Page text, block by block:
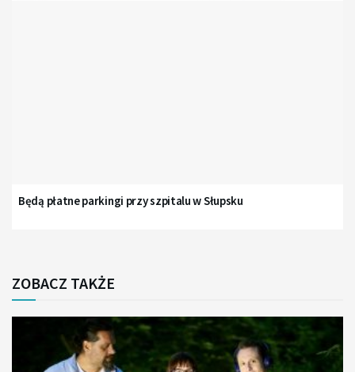
Będą płatne parkingi przy szpitalu w Słupsku
ZOBACZ TAKŻE